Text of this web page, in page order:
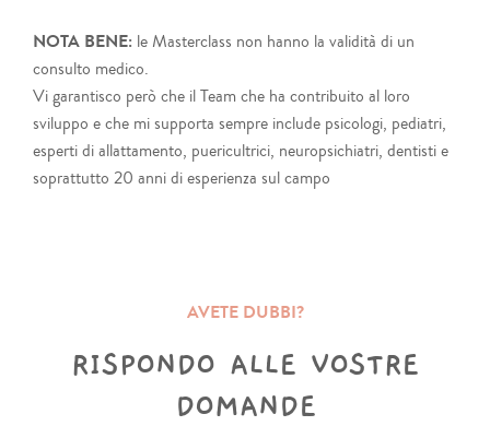
NOTA BENE: le Masterclass non hanno la validità di un
consulto medico.
Vi garantisco però che il Team che ha contribuito al loro
sviluppo e che mi supporta sempre include psicologi, pediatri,
esperti di allattamento, puericultrici, neuropsichiatri, dentisti e
soprattutto 20 anni di esperienza sul campo
AVETE DUBBI?
RISPONDO ALLE VOSTRE
DOMANDE